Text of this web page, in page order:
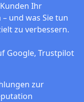
Ihr
und was Sie tun
zu verbessern.
Google, Trustpilot
zur